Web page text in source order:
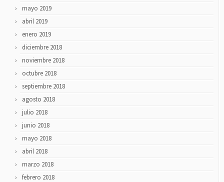
mayo 2019
abril 2019
enero 2019
diciembre 2018
noviembre 2018
octubre 2018
septiembre 2018
agosto 2018
julio 2018
junio 2018
mayo 2018
abril 2018
marzo 2018
febrero 2018